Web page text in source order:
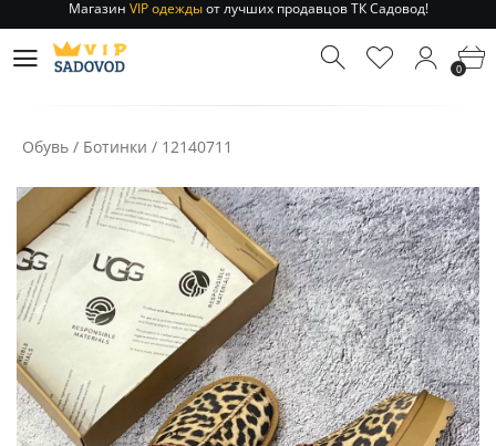
Отправление заказа 1-3 дняпо РФ и МСК!
Магазин
от лучших продавцов ТК Садовод!
Отправление заказа 1-3 дня
по РФ и МСК! 0
Обувь / Ботинки / 12140711